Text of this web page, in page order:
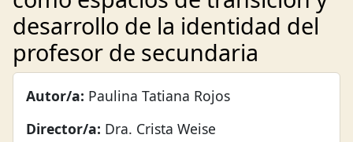
desarrollo de la identidad del
profesor de secundaria
Autor/a: Paulina Tatiana Rojos
Director/a: Dra. Crista Weise